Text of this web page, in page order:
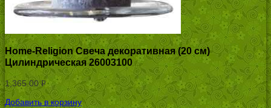
Home-Religion Свеча декоративная (20 см)
Цилиндрическая 26003100
1,365.00Р
УБ.
Добавить в корзину